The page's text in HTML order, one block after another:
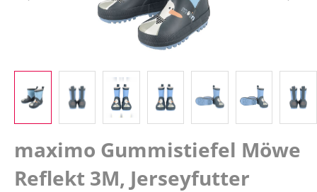
maximo Gummistiefel Möwe
Reflekt 3M, Jerseyfutter